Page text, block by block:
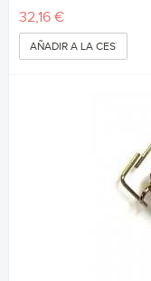
32,16 €
AÑADIR A LA CESTA